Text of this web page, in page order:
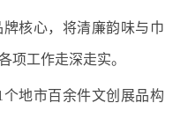
核心，将清廉韵味与巾
项工作走深走实。
地市百余件文创展品构